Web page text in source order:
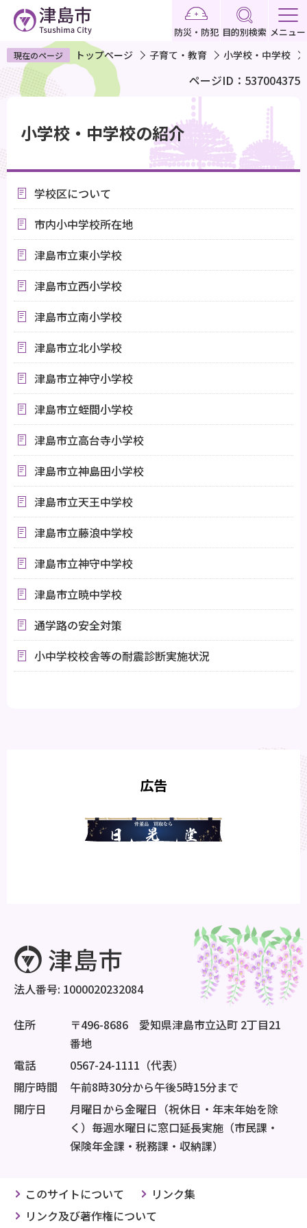
ペ
ー
ジ
で
す
防災・防犯 目的別検索 メニュー
現在のページ トップページ 子育て・教育 小学校・中学校
ページID：537004375
小学校・中学校の紹介
学校区について
市内小中学校所在地
津島市立東小学校
津島市立西小学校
津島市立南小学校
津島市立北小学校
津島市立神守小学校
津島市立蛭間小学校
津島市立高台寺小学校
津島市立神島田小学校
津島市立天王中学校
津島市立藤浪中学校
津島市立神守中学校
津島市立暁中学校
通学路の安全対策
小中学校校舎等の耐震診断実施状況
広告
法人番号: 1000020232084
住所
〒496-8686 愛知県津島市立込町 2丁目21
番地
電話
0567-24-1111（代表）
開庁時間
午前8時30分から午後5時15分まで
開庁日
月曜日から金曜日（祝休日・年末年始を除
く）毎週水曜日に窓口延長実施（市民課・
保険年金課・税務課・収納課）
このサイトについて
リンク集
リンク及び著作権について